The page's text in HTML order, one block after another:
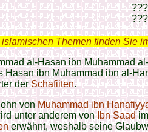
Themen finden Sie
al-Hasan ibn Muhammad
Hasan ibn Muhammad ibn al-
derSchafiiten.
vonMuhammad ibn
unter anderem vonIbn Saadim
erwähnt, weshalb seine